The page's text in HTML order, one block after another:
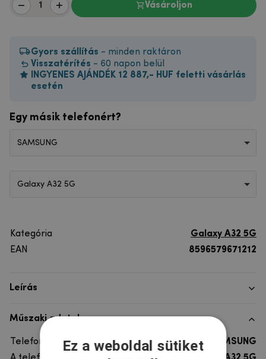
Vásároljon
Gyors szállítás - minden raktáron
Visszatérítés - 60 napon belül
INGYENES AJÁNDÉK 12 887,- HUF feletti vásárlás
esetén
Egy másik telefonért?
SAMSUNG
Galaxy A32 5G
Kategória
Galaxy A32 5G
EAN
8596579671212
Leírás
Műszaki adatok
Telefon márka
SAMSUNG
Ez a weboldal sütiket